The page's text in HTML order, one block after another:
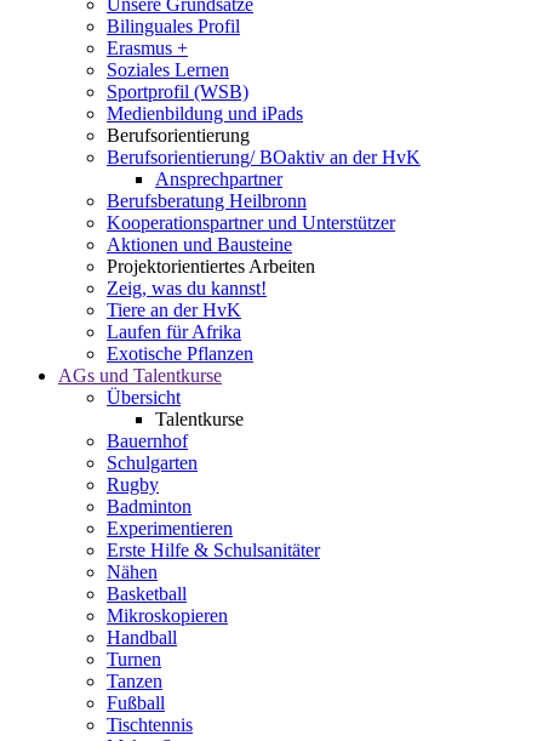
Unsere Grundsätze
Bilinguales Profil
Erasmus +
Soziales Lernen
Sportprofil (WSB)
Medienbildung und iPads
Berufsorientierung
Berufsorientierung/ BOaktiv an der HvK
Ansprechpartner
Berufsberatung Heilbronn
Kooperationspartner und Unterstützer
Aktionen und Bausteine
Projektorientiertes Arbeiten
Zeig, was du kannst!
Tiere an der HvK
Laufen für Afrika
Exotische Pflanzen
AGs und Talentkurse
Übersicht
Talentkurse
Bauernhof
Schulgarten
Rugby
Badminton
Experimentieren
Erste Hilfe & Schulsanitäter
Nähen
Basketball
Mikroskopieren
Handball
Turnen
Tanzen
Fußball
Tischtennis